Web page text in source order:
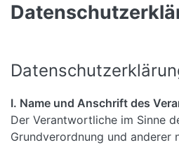
I. Name und Anschrift des
Der Verantwortliche im Sinne
Grundverordnung und anderer